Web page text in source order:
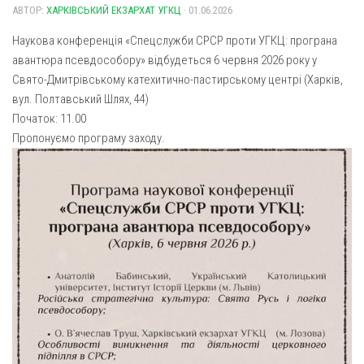
Архистратига Михаїла (м. Люботин)
Покрови Пресвятої Богородиці (с. Вільча)
Преображенська парафія (м. Лозова)
Парафія Благовіщення Пресвятої Богородиці (смт
Парафія Різдва Пресвятої Богородиці м. Берестин
(Красноград)
Пресвятої Трійці (м. Полтава)
Всіх Святих українського народу (м. Полтава)
Архистратига Михаїла (с. Пригарівка)
Благовіщення Пресвятої Богородиці (с. Шевченки)
Введення у храм Пресвятої Богородиці (с. Дашківка)
Газета Християнський голос
Надруковані числа
Молитви
Галерея
АВТОР: ХАРКІВСЬКИЙ ЕКЗАРХАТ УГКЦ · 01.06.2026
Наукова конференція «Спецслужби СРСР проти УГКЦ: програна
авантюра псевдособору» відбудеться 6 червня 2026 року у
Свято-Дмитрівському катехитично-пастирському центрі (Харків,
вул. Полтавський Шлях, 44)
Початок: 11.00
Пропонуємо програму заходу.